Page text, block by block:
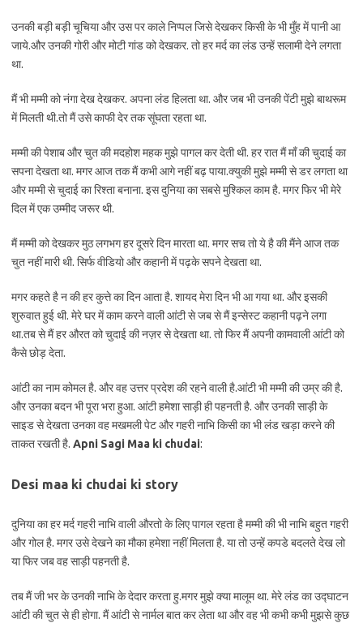
उनकी बड़ी बड़ी चूचिया और उस पर काले निप्पल जिसे देखकर किसी के भी मुँह में पानी आ
जाये.और उनकी गोरी और मोटी गांड को देखकर. तो हर मर्द का लंड उन्हें सलामी देने लगता
था.
मैं भी मम्मी को नंगा देख देखकर. अपना लंड हिलता था. और जब भी उनकी पेंटी मुझे बाथरूम
में मिलती थी.तो मैं उसे काफी देर तक सूंघता रहता था.
मम्मी की पेशाब और चुत की मदहोश महक मुझे पागल कर देती थी. हर रात मैं माँ की चुदाई का
सपना देखता था. मगर आज तक मैं कभी आगे नहीं बढ़ पाया.क्युकी मुझे मम्मी से डर लगता था
और मम्मी से चुदाई का रिश्ता बनाना. इस दुनिया का सबसे मुश्किल काम है. मगर फिर भी मेरे
दिल में एक उम्मीद जरूर थी.
मैं मम्मी को देखकर मुठ लगभग हर दूसरे दिन मारता था. मगर सच तो ये है की मैंने आज तक
चुत नहीं मारी थी. सिर्फ वीडियो और कहानी में पढ़के सपने देखता था.
मगर कहते है न की हर कुत्ते का दिन आता है. शायद मेरा दिन भी आ गया था. और इसकी
शुरुवात हुई थी. मेरे घर में काम करने वाली आंटी से जब से मैं इन्सेस्ट कहानी पढ़ने लगा
था.तब से मैं हर औरत को चुदाई की नज़र से देखता था. तो फिर मैं अपनी कामवाली आंटी को
कैसे छोड़ देता.
आंटी का नाम कोमल है. और वह उत्तर प्रदेश की रहने वाली है.आंटी भी मम्मी की उम्र की है.
और उनका बदन भी पूरा भरा हुआ. आंटी हमेशा साड़ी ही पहनती है. और उनकी साड़ी के
साइड से देखता उनका वह मखमली पेट और गहरी नाभि किसी का भी लंड खड़ा करने की
ताकत रखती है. Apni Sagi Maa ki chudai:
Desi maa ki chudai ki story
दुनिया का हर मर्द गहरी नाभि वाली औरतो के लिए पागल रहता है मम्मी की भी नाभि बहुत गहरी
और गोल है. मगर उसे देखने का मौका हमेशा नहीं मिलता है. या तो उन्हें कपडे बदलते देख लो
या फिर जब वह साड़ी पहनती है.
तब मैं जी भर के उनकी नाभि के देदार करता हु.मगर मुझे क्या मालूम था. मेरे लंड का उद्घाटन
आंटी की चुत से ही होगा. मैं आंटी से नार्मल बात कर लेता था और वह भी कभी कभी मुझसे कुछ